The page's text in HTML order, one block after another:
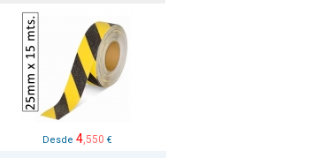
Desde 4,550 €